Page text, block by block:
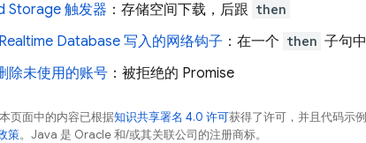
Storage 触发器 ：存储空间下载，后跟 then
Database 写入的网络钩子 ：在一个 then 子句
除未使用的账号 ：被拒绝的 Promise
页面中的内容已根据知识共享署名 4.0 许可获得了许可，并且代码示
策。Java 是 Oracle 和/或其关联公司的注册商标。